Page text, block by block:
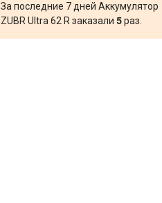
За последние 7 дней Аккумулятор
ZUBR Ultra 62 R заказали 5раз.